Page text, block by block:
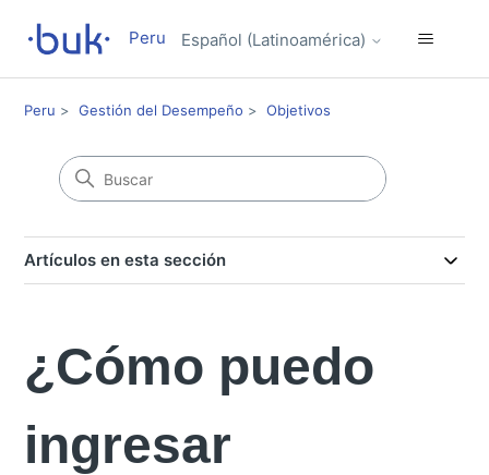
Peru Español (Latinoamérica)
Peru Gestión del Desempeño Objetivos
Artículos en esta sección
¿Cómo puedo
ingresar